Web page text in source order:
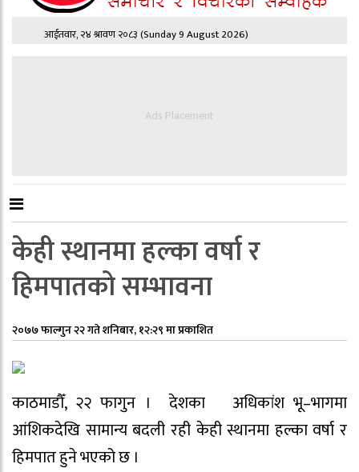
आईतवार, २४ श्रावण २०८३(Sunday 9 August 2026)
Ads Placement
केही स्थानमा हल्का वर्षा र
हिमपातको सम्भावना
२०७७ फाल्गुन २२ गते शनिबार, १२:२९ मा प्रकाशित
काठमाडौँ, २२ फागुन । देशका अधिकांश भू–भागमा
आंशिकदेखि सामान्य बदली रही केही स्थानमा हल्का वर्षा र
हिमपात हुने भएको छ ।